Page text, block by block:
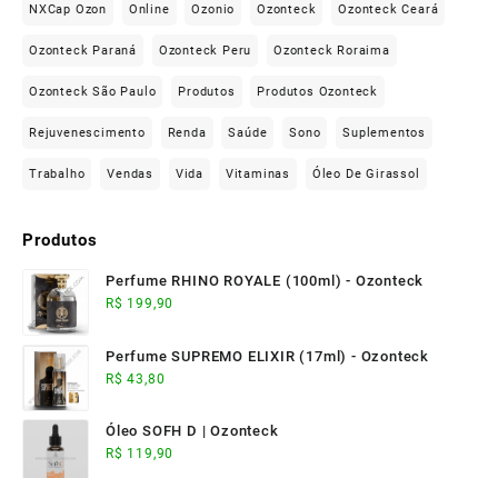
NXCap Ozon Online Ozonio Ozonteck Ozonteck Ceará
Ozonteck Paraná Ozonteck Peru Ozonteck Roraima
Ozonteck São Paulo Produtos Produtos Ozonteck
Rejuvenescimento Renda Saúde Sono Suplementos
Trabalho Vendas Vida Vitaminas Óleo De Girassol
Produtos
Perfume RHINO ROYALE (100ml) - Ozonteck
R$ 199,90
Perfume SUPREMO ELIXIR (17ml) - Ozonteck
R$ 43,80
Óleo SOFH D | Ozonteck
R$ 119,90